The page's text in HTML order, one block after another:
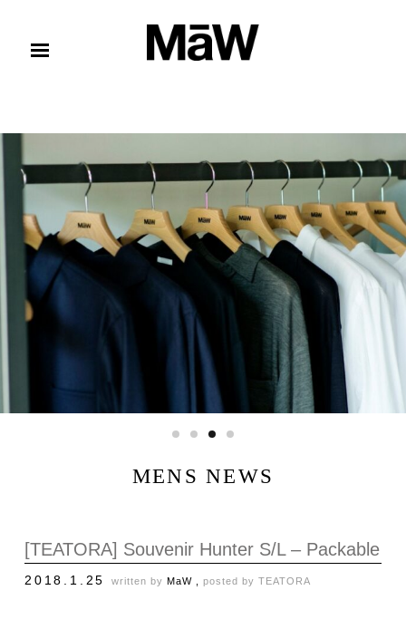
MENS NEWS
[TEATORA] Souvenir Hunter S/L – Packable
2018.1.25 written by MaW , posted by TEATORA